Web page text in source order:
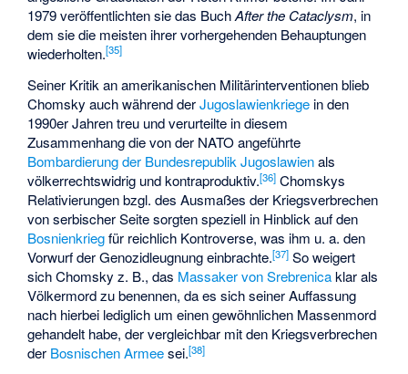
1979 veröffentlichten sie das BuchAfter the Cataclysm, in
dem sie die meisten ihrer vorhergehenden Behauptungen
wiederholten.[35]
Seiner Kritik an amerikanischen Militärinterventionen blieb
Chomsky auch während derJugoslawienkriege in den
1990er Jahren treu und verurteilte in diesem
Zusammenhang die von der NATO angeführte
Bombardierung der Bundesrepublik Jugoslawienals
völkerrechtswidrig und kontraproduktiv.[36] Chomskys
Relativierungen bzgl. des Ausmaßes der Kriegsverbrechen
von serbischer Seite sorgten speziell in Hinblick auf den
Bosnienkriegfür reichlich Kontroverse, was ihm u. a. den
Vorwurf derGenozidleugnungeinbrachte.[37] So weigert
sich Chomsky z. B., das Massaker von Srebrenicaklar als
Völkermord zu benennen, da es sich seiner Auffassung
nach hierbei lediglich um einen gewöhnlichen Massenmord
gehandelt habe, der vergleichbar mit den Kriegsverbrechen
der Bosnischen Armeesei.[38]